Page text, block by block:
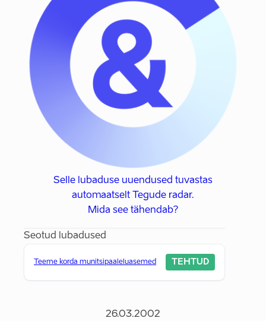
Selle lubaduse uuendused tuvastas
automaatselt Tegude radar.
Mida see tähendab?
Seotud lubadused
Teeme korda munitsipaaleluasemed TEHTUD
26.03.2002